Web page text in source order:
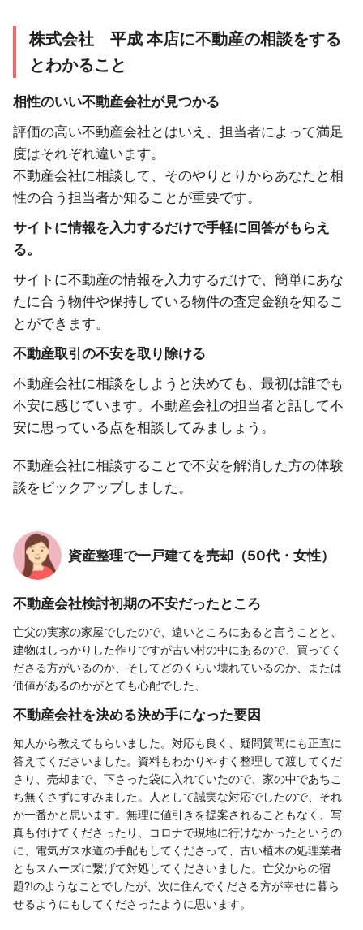
株式会社 平成 本店に不動産の相談をする
とわかること
相性のいい不動産会社が見つかる
評価の高い不動産会社とはいえ、担当者によって満足
度はそれぞれ違います。
不動産会社に相談して、そのやりとりからあなたと相
性の合う担当者か知ることが重要です。
サイトに情報を入力するだけで手軽に回答がもらえ
る。
サイトに不動産の情報を入力するだけで、簡単にあな
たに合う物件や保持している物件の査定金額を知るこ
とができます。
不動産取引の不安を取り除ける
不動産会社に相談をしようと決めても、最初は誰でも
不安に感じています。不動産会社の担当者と話して不
安に思っている点を相談してみましょう。
不動産会社に相談することで不安を解消した方の体験
談をピックアップしました。
資産整理で一戸建てを売却（50代・女性）
不動産会社検討初期の不安だったところ
亡父の実家の家屋でしたので、遠いところにあると言うことと、
建物はしっかりした作りですが古い村の中にあるので、買ってく
ださる方がいるのか、そしてどのくらい壊れているのか、または
価値があるのかがとても心配でした、
不動産会社を決める決め手になった要因
知人から教えてもらいました。対応も良く、疑問質問にも正直に
答えてくださいました。資料もわかりやすく整理して渡してくだ
さり、売却まで、下さった袋に入れていたので、家の中であちこ
ち無くさずにすみました。人として誠実な対応でしたので、それ
が一番かと思います。無理に値引きを提案されることもなく、写
真も付けてくださったり、コロナで現地に行けなかったというの
に、電気ガス水道の手配もしてくださって、古い植木の処理業者
ともスムーズに繋げて対処してくださいました。亡父からの宿
題⁈のようなことでしたが、次に住んでくださる方が幸せに暮ら
せるようにもしてくださったように思います。